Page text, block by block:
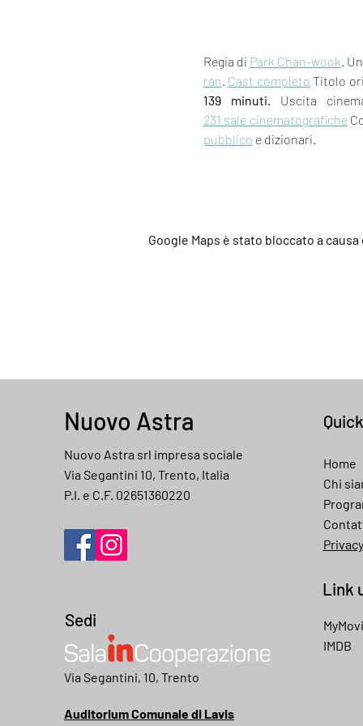
Regia di Park Chan-wook .
ran Cast completo Titolo
139 minuti.
Uscita
231 sale cinematografiche
pubblico e dizionari.
Google Maps è stato bloccato a
Nuovo Astra
Nuovo Astra srl impresa sociale
Via Segantini 10, Trento, Italia
P.I. e C.F. 02651360220
Sedi
Via Segantini, 10, Trento
Auditorium Comunale di Lavis
Home
Chi
Privacy
Link
IMDB